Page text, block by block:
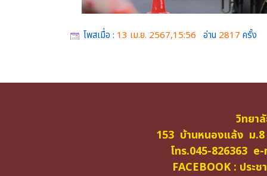
โพสเมื่อ : 13 เม.ย. 2567,15:56 อ่าน 2817 ครั้ง
วิทยา
153 บ้านหนองแล้ง ม
โทร.045-826363
FACEBOOK : ประ